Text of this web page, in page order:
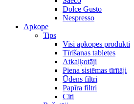
Dolce Gusto
Nespresso
Apkope
Tips
Visi apkopes produkti
Tīrīšanas tabletes
Atkaļķotāji
Piena sistēmas tīrītāji
Ūdens filtri
Papīra filtri
Citi